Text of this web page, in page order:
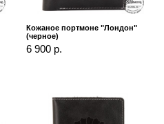
Кожаное портмоне "Лондон"
(черное)
6 900 р.